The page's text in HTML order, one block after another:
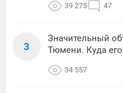
39 275 47
3
Значительный
Тюмени. Куда
34 557